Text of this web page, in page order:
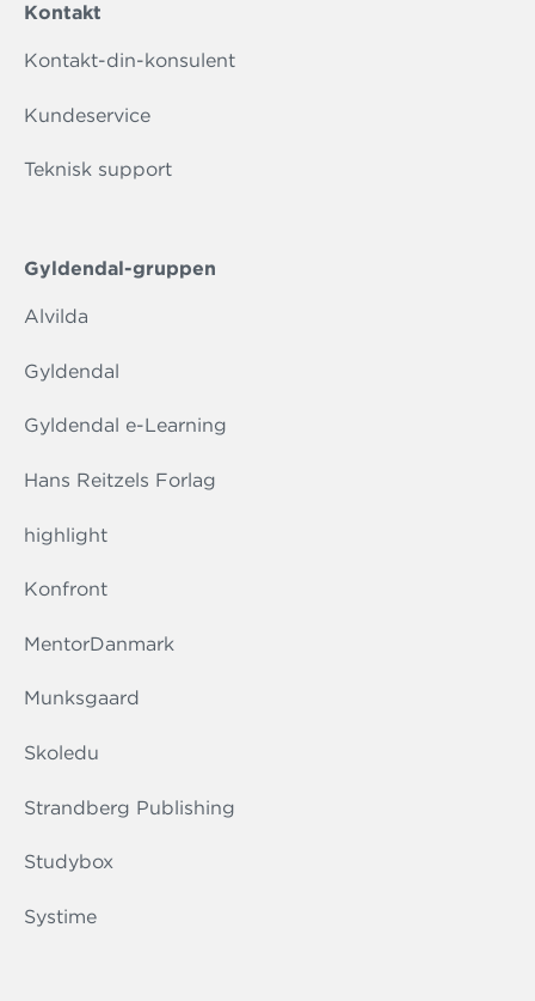
Kontakt
Kontakt-din-konsulent
Kundeservice
Teknisk support
Gyldendal-gruppen
Alvilda
Gyldendal
Gyldendal e-Learning
Hans Reitzels Forlag
highlight
Konfront
MentorDanmark
Munksgaard
Skoledu
Strandberg Publishing
Studybox
Systime